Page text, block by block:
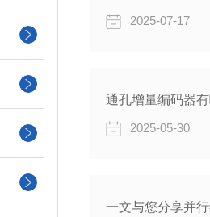
2025-07-17
通孔增量编码器
2025-05-30
一文与您分享并